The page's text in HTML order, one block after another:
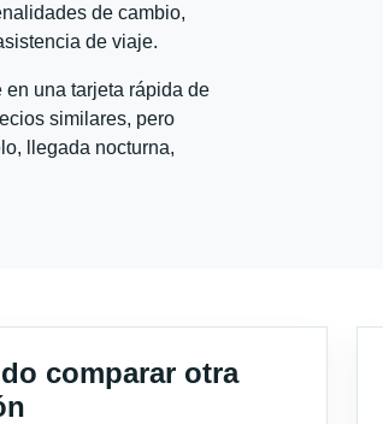
de cambio,
de viaje.
en una tarjeta rápida de
similares, pero
llegada nocturna,
comparar otra